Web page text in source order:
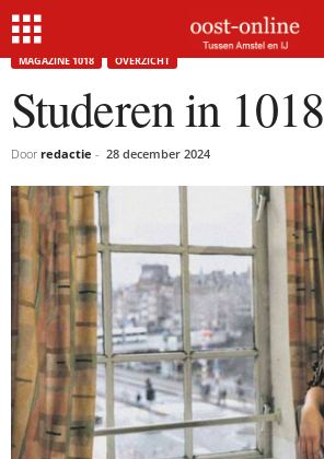
Home Studeren in 1018
MAGAZINE 1018 OVERZICHT
Studeren in 1018
Door redactie - 28 december 2024